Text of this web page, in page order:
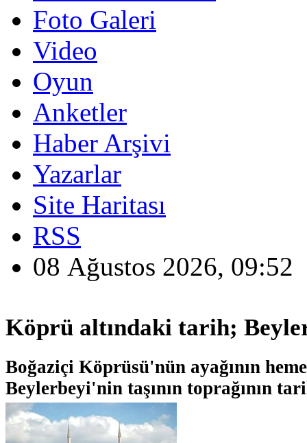
Foto Galeri
Video
Oyun
Anketler
Haber Arşivi
Yazarlar
Site Haritası
RSS
08 Ağustos 2026, 09:52
Köprü altındaki tarih;
Boğaziçi Köprüsü'nün ayağının
Beylerbeyi'nin taşının toprağının